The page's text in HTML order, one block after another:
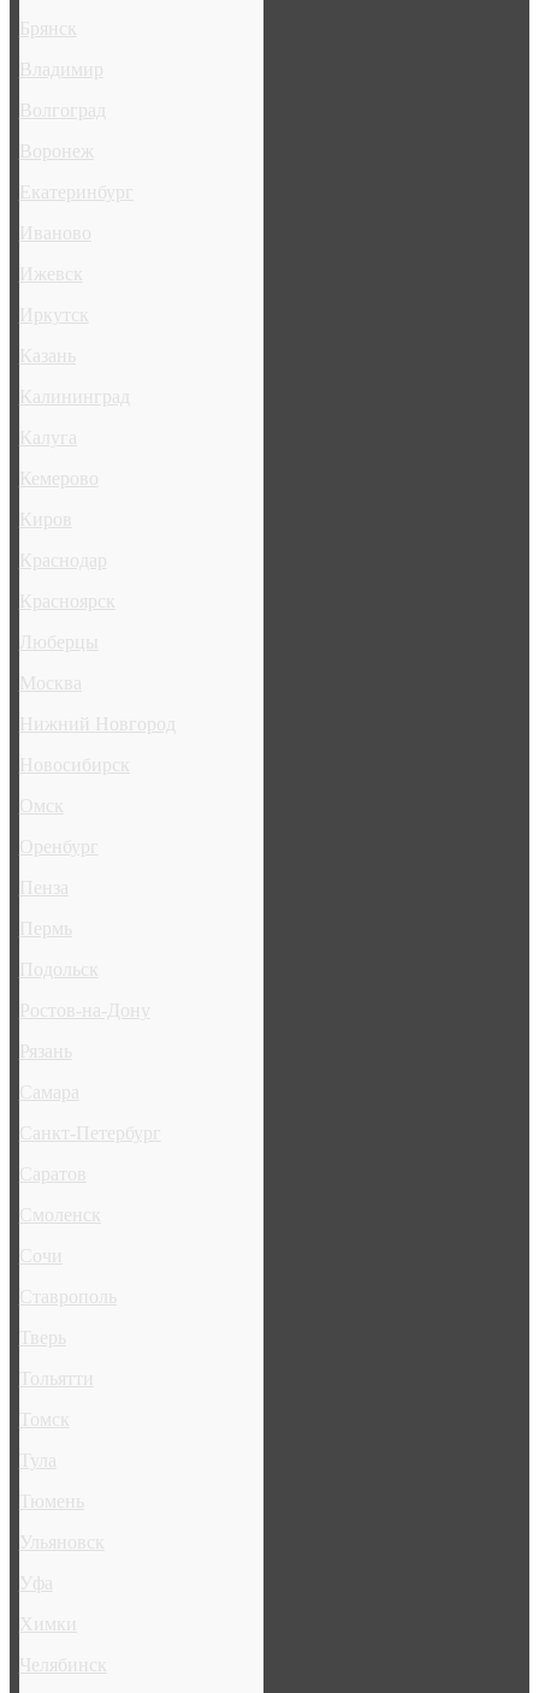
Брянск
Владимир
Волгоград
Воронеж
Екатеринбург
Иваново
Ижевск
Иркутск
Казань
Калининград
Калуга
Кемерово
Киров
Краснодар
Красноярск
Люберцы
Москва
Нижний Новгород
Новосибирск
Омск
Оренбург
Пенза
Пермь
Подольск
Ростов-на-Дону
Рязань
Самара
Санкт-Петербург
Саратов
Смоленск
Сочи
Ставрополь
Тверь
Тольятти
Томск
Тула
Тюмень
Ульяновск
Уфа
Химки
Челябинск